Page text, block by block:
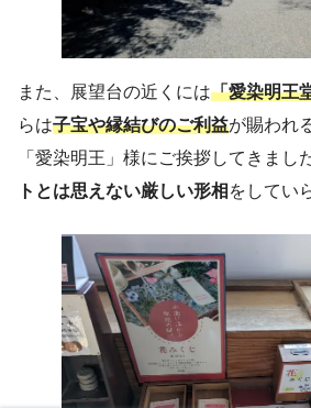
また、展望台の近くには「愛染明王
らは子宝や縁結びのご利益が賜われ
「愛染明王」様にご挨拶してきまし
トとは思えない厳しい形相 をしてい